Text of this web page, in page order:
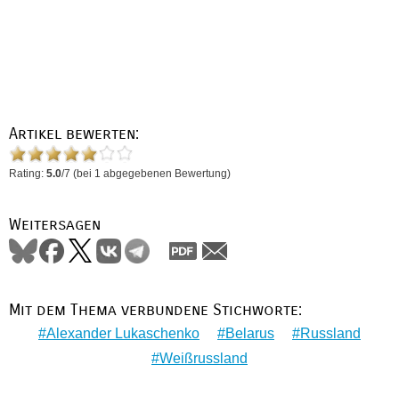
Artikel bewerten:
Rating: 5.0/7 (bei 1 abgegebenen Bewertung)
Weitersagen
Mit dem Thema verbundene Stichworte:
Alexander Lukaschenko Belarus
Russland
Weißrussland